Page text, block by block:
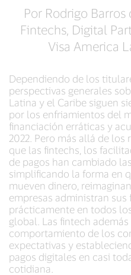
Por Rodrigo Barros
Fintechs, Digital
Visa America
Dependiendo de los
perspectivas generales
Latina y el Caribe siguen
por los enfriamientos del
financiación erráticas y
2022. Pero más allá de los
que las fintechs, los
de pagos han cambiado
simplificando la forma en
mueven dinero,
empresas administran
prácticamente en todos
global. Las fintech
comportamiento de los
expectativas y
pagos digitales en casi
cotidiana.